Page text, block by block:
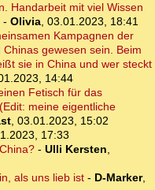
Handarbeit mit viel Wissen
- Olivia, 03.01.2023, 18:41
Kampagnen der
gewesen sein. Beim
sie in China und wer steckt
14:44
Fetisch für das
meine eigentliche
, 03.01.2023, 15:02
17:33
- Ulli Kersten,
als uns lieb ist- D-Marker,